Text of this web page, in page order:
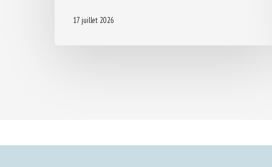
17 juillet 2026